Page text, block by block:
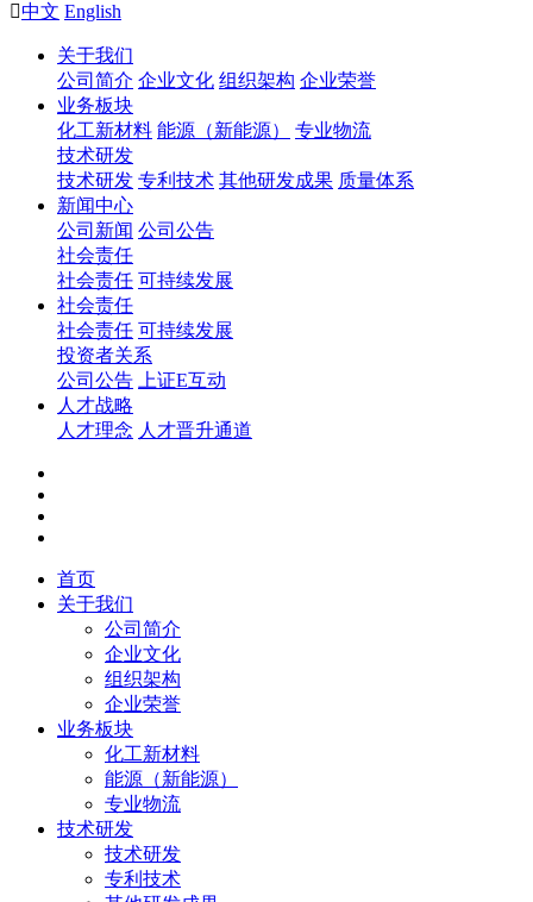
中文 English
关于我们
公司简介 企业文化 组织架构 企业荣誉
业务板块
化工新材料 能源（新能源）
专业物流
技术研发
技术研发 专利技术 其他研发成果 质量体系
新闻中心
公司新闻 公司公告
社会责任
社会责任 可持续发展
社会责任
社会责任 可持续发展
投资者关系
公司公告 上证E互动
人才战略
人才理念 人才晋升通道
首页
关于我们
公司简介
企业文化
组织架构
企业荣誉
业务板块
化工新材料
能源（新能源）
专业物流
技术研发
技术研发
专利技术